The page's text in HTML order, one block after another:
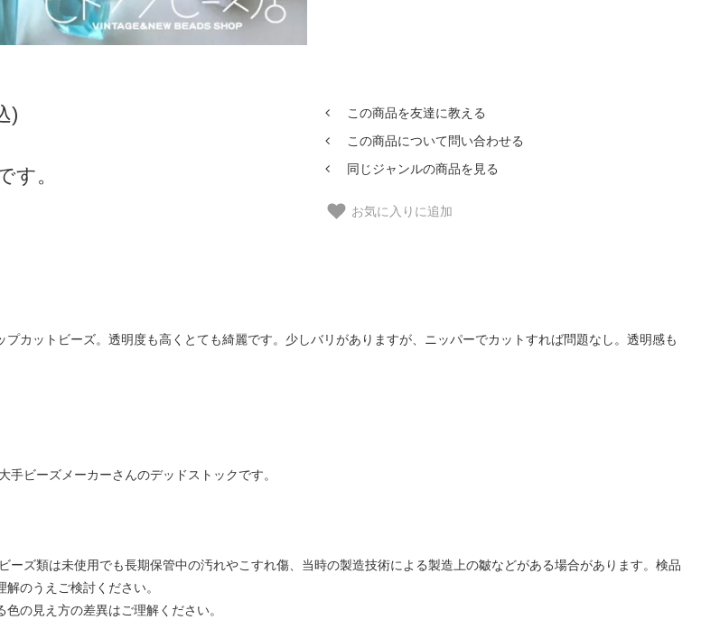
)
す。
この商品を友達に教える
この商品について問い合わせる
同じジャンルの商品を見る
お気に入りに追加
カットビーズ。透明度も高くとても綺麗です。少しバリがありますが、ニッパーでカットすれば問題なし。透明感も
ビーズメーカーさんのデッドストックです。
ーズ類は未使用でも長期保管中の汚れやこすれ傷、当時の製造技術による製造上の皺などがある場合があります。検品
のうえご検討ください。
の見え方の差異はご理解ください。